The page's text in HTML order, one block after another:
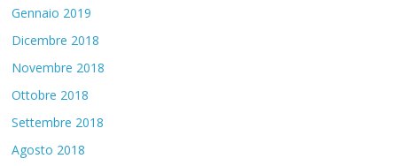
Gennaio 2019
Dicembre 2018
Novembre 2018
Ottobre 2018
Settembre 2018
Agosto 2018